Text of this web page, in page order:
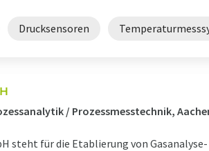
Drucksensoren
/ Prozessmesstechnik,
steht für die Etablierung von